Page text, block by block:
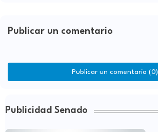
Publicar un comentario
Publicar un comentario (0)
Publicidad Senado